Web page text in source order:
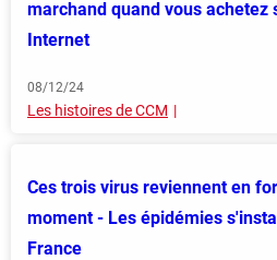
marchand quand vous achetez
Internet
08/12/24
Les histoires de CCM
Ces trois virus reviennent en
moment - Les épidémies
France